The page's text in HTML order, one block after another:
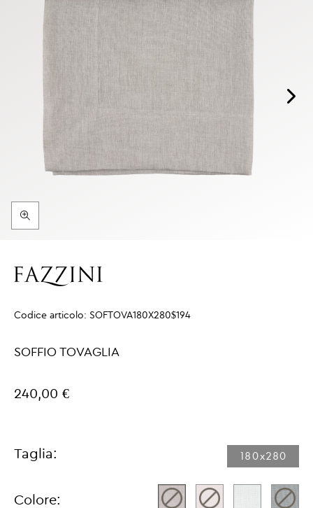
Codice articolo: SOFTOVA180X280$194
SOFFIO TOVAGLIA
240,00 €
Taglia: 180x280​
Colore: